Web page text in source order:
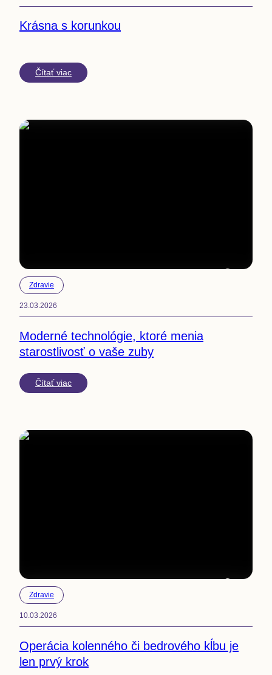
Krásna s korunkou
Čítať viac
23.03.2026
Zdravie
Moderné technológie, ktoré menia
starostlivosť o vaše zuby
Čítať viac
10.03.2026
Zdravie
Operácia kolenného či bedrového kĺbu je
len prvý krok